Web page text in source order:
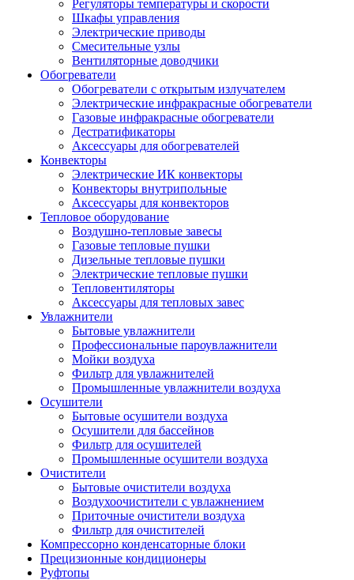
Регуляторы температуры и скорости
Шкафы управления
Электрические приводы
Смесительные узлы
Вентиляторные доводчики
Обогреватели
Обогреватели с открытым излучателем
Электрические инфракрасные обогреватели
Газовые инфракрасные обогреватели
Дестратификаторы
Аксессуары для обогревателей
Конвекторы
Электрические ИК конвекторы
Конвекторы внутрипольные
Аксессуары для конвекторов
Тепловое оборудование
Воздушно-тепловые завесы
Газовые тепловые пушки
Дизельные тепловые пушки
Электрические тепловые пушки
Тепловентиляторы
Аксессуары для тепловых завес
Увлажнители
Бытовые увлажнители
Профессиональные пароувлажнители
Мойки воздуха
Фильтр для увлажнителей
Промышленные увлажнители воздуха
Осушители
Бытовые осушители воздуха
Осушители для бассейнов
Фильтр для осушителей
Промышленные осушители воздуха
Очистители
Бытовые очистители воздуха
Воздухоочистители с увлажнением
Приточные очистители воздуха
Фильтр для очистителей
Компрессорно конденсаторные блоки
Прецизионные кондиционеры
Руфтопы